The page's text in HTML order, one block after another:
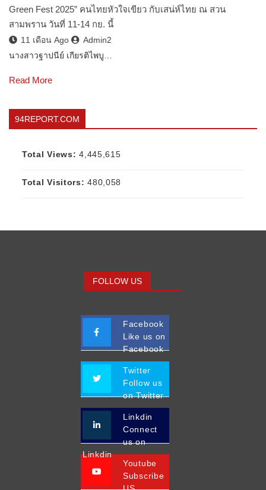
Green Fest 2025” คนไทยหัวใจเขียว กับเสน่ห์ไทย ณ สวน
สามพราน วันที่ 11-14 กย. นี้
11 เดือน Ago
Admin2
นางสาวฐาปนีย์ เกียรติไพบู…
Read More
94REPORT.COM
Total Views:4,445,615
Total Visitors:480,058
FOLLOW US
Facebook
Like us on
Facebook
Twitter
Follow us
on Twitter
Linkdin
Connect
us on
Linkdin
Youtube
Subscribe
US